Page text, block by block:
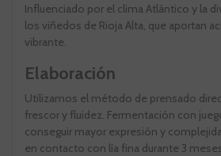
Influenciado por el clima Atlántico y la
los viñedos de Rioja Alta, que aportan
vibrante.
Elaboración
Utilizamos el método de prensado
frescor y fluidez. Fermentación con
conseguir mayor expresión y
en contacto con lía fina durante 3